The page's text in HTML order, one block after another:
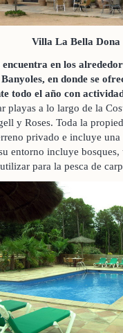
Villa La Bella Dona
en los
en donde se
todo el año con
playas a lo largo de la
y Roses. Toda la
privado e incluye
entorno incluye
para la pesca de